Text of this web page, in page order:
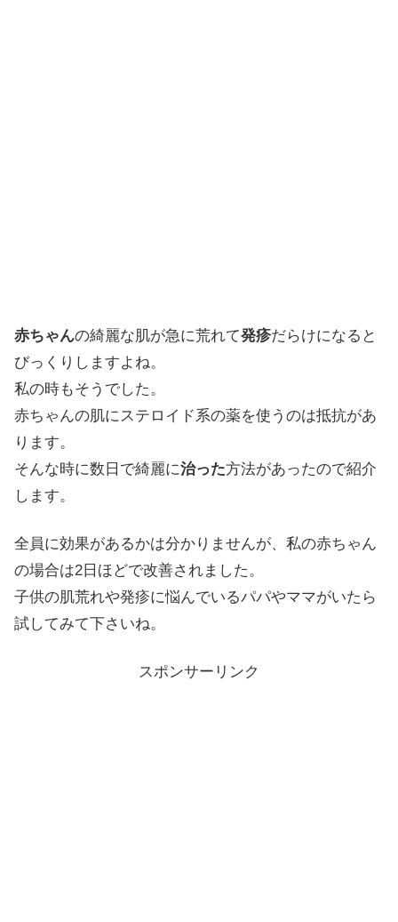
赤ちゃんの綺麗な肌が急に荒れて発疹だらけになると
びっくりしますよね。
私の時もそうでした。
赤ちゃんの肌にステロイド系の薬を使うのは抵抗があ
ります。
そんな時に数日で綺麗に治った方法があったので紹介
します。
全員に効果があるかは分かりませんが、私の赤ちゃん
の場合は2日ほどで改善されました。
子供の肌荒れや発疹に悩んでいるパパやママがいたら
試してみて下さいね。
スポンサーリンク